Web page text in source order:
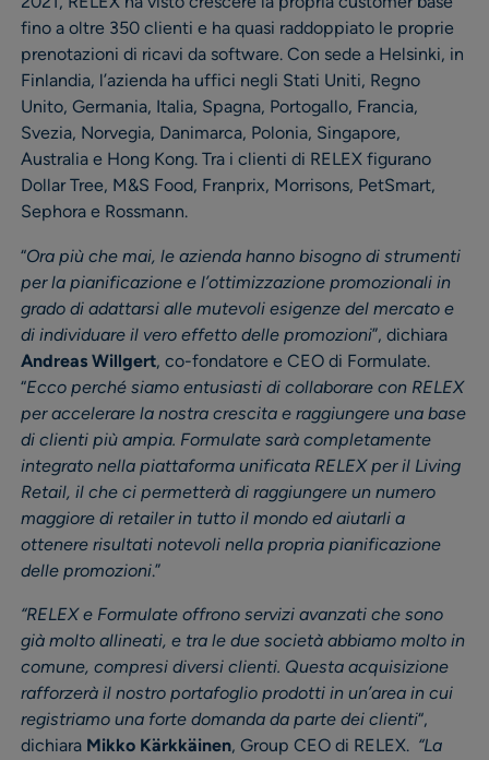
fino a oltre 350 clienti e ha quasi raddoppiato le proprie
prenotazioni di ricavi da software. Con sede a Helsinki, in
Finlandia, l’azienda ha uffici negli Stati Uniti, Regno
Unito, Germania, Italia, Spagna, Portogallo, Francia,
Svezia, Norvegia, Danimarca, Polonia, Singapore,
Australia e Hong Kong. Tra i clienti di RELEX figurano
Dollar Tree, M&S Food, Franprix, Morrisons, PetSmart,
Sephora e Rossmann.
“Ora più che mai, le azienda hanno bisogno di strumenti
per la pianificazione e l’ottimizzazione promozionali in
grado di adattarsi alle mutevoli esigenze del mercato e
di individuare il vero effetto delle promozioni”, dichiara
Andreas Willgert, co-fondatore e CEO di Formulate.
“Ecco perché siamo entusiasti di collaborare con RELEX
per accelerare la nostra crescita e raggiungere una base
di clienti più ampia. Formulate sarà completamente
integrato nella piattaforma unificata RELEX per il Living
Retail, il che ci permetterà di raggiungere un numero
maggiore di retailer in tutto il mondo ed aiutarli a
ottenere risultati notevoli nella propria pianificazione
delle promozioni.”
“RELEX e Formulate offrono servizi avanzati che sono
già molto allineati, e tra le due società abbiamo molto in
comune, compresi diversi clienti. Questa acquisizione
rafforzerà il nostro portafoglio prodotti in un’area in cui
registriamo una forte domanda da parte dei clienti“,
dichiara Mikko Kärkkäinen, Group CEO di RELEX. “La